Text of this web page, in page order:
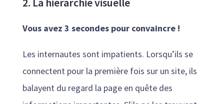
Vous avez 3 secondes pour convaincre !
Les internautes sont impatients. Lorsqu’ils se
connectent pour la première fois sur un site, ils
balayent du regard la page en quête des